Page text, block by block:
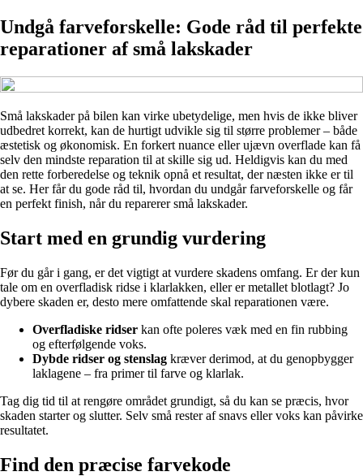
Undgå farveforskelle: Gode råd til perfekte
reparationer af små lakskader
Små lakskader på bilen kan virke ubetydelige, men hvis de ikke bliver
udbedret korrekt, kan de hurtigt udvikle sig til større problemer – både
æstetisk og økonomisk. En forkert nuance eller ujævn overflade kan få
selv den mindste reparation til at skille sig ud. Heldigvis kan du med
den rette forberedelse og teknik opnå et resultat, der næsten ikke er til
at se. Her får du gode råd til, hvordan du undgår farveforskelle og får
en perfekt finish, når du reparerer små lakskader.
Start med en grundig vurdering
Før du går i gang, er det vigtigt at vurdere skadens omfang. Er der kun
tale om en overfladisk ridse i klarlakken, eller er metallet blotlagt? Jo
dybere skaden er, desto mere omfattende skal reparationen være.
Overfladiske ridser kan ofte poleres væk med en fin rubbing
og efterfølgende voks.
Dybde ridser og stenslag kræver derimod, at du genopbygger
laklagene – fra primer til farve og klarlak.
Tag dig tid til at rengøre området grundigt, så du kan se præcis, hvor
skaden starter og slutter. Selv små rester af snavs eller voks kan påvirke
resultatet.
Find den præcise farvekode